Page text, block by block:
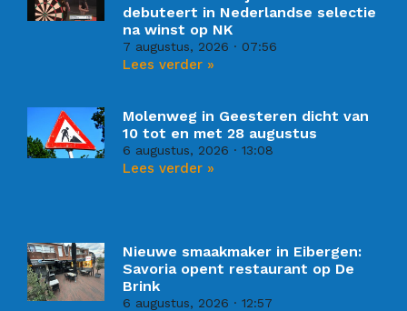
debuteert in Nederlandse selectie
na winst op NK
7 augustus, 2026 07:56
Lees verder »
Molenweg in Geesteren dicht van
10 tot en met 28 augustus
6 augustus, 2026 13:08
Lees verder »
Nieuwe smaakmaker in Eibergen:
Savoria opent restaurant op De
Brink
6 augustus, 2026 12:57